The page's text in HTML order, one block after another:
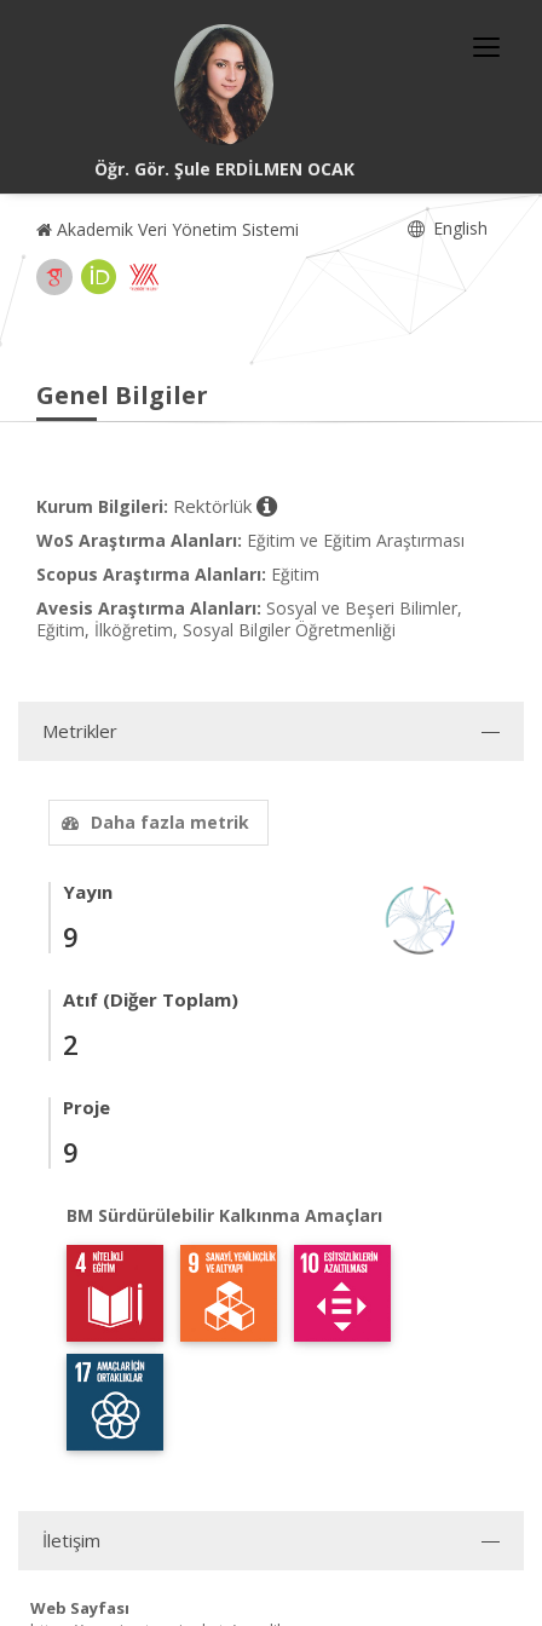
Öğr. Gör. Şule ERDİLMEN OCAK
Akademik Veri Yönetim Sistemi English
Genel Bilgiler
Kurum Bilgileri: Rektörlük
WoS Araştırma Alanları: Eğitim ve Eğitim Araştırması
Scopus Araştırma Alanları: Eğitim
Avesis Araştırma Alanları: Sosyal ve Beşeri Bilimler,
Eğitim, İlköğretim, Sosyal Bilgiler Öğretmenliği
Metrikler
Daha fazla metrik
Yayın
9
Atıf (Diğer Toplam)
2
Proje
9
BM Sürdürülebilir Kalkınma Amaçları
İletişim
Web Sayfası